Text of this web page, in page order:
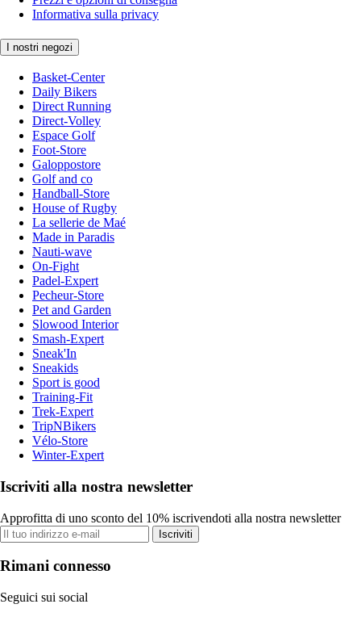
Informativa sulla privacy
I nostri negozi
Basket-Center
Daily Bikers
Direct Running
Direct-Volley
Espace Golf
Foot-Store
Galoppostore
Golf and co
Handball-Store
House of Rugby
La sellerie de Maé
Made in Paradis
Nauti-wave
On-Fight
Padel-Expert
Pecheur-Store
Pet and Garden
Slowood Interior
Smash-Expert
Sneak'In
Sneakids
Sport is good
Training-Fit
Trek-Expert
TripNBikers
Vélo-Store
Winter-Expert
Iscriviti alla nostra newsletter
Approfitta di uno sconto del 10% iscrivendoti alla nostra newsletter
Iscriviti
Rimani connesso
Seguici sui social